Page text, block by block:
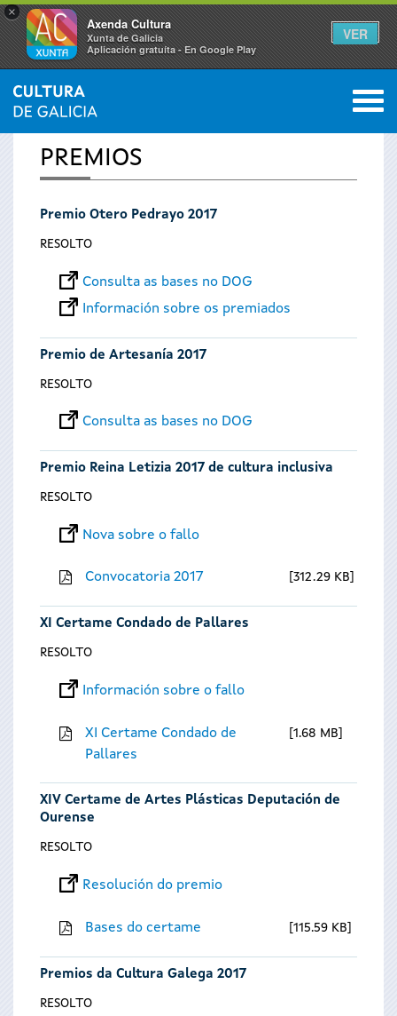
×
Axenda Cultura
Xunta de Galicia
Aplicación gratuíta - En Google Play
VER
Vostede
está
aquí
INICIO 0
PREMIOS
Premio Otero Pedrayo 2017
RESOLTO
Consulta as bases no DOG
Información sobre os premiados
Premio de Artesanía 2017
RESOLTO
Consulta as bases no DOG
Premio Reina Letizia 2017 de cultura inclusiva
RESOLTO
Nova sobre o fallo
Convocatoria 2017 312.29 KB
XI Certame Condado de Pallares
RESOLTO
Información sobre o fallo
XI Certame Condado de
Pallares
1.68 MB
XIV Certame de Artes Plásticas Deputación de
Ourense
RESOLTO
Resolución do premio
Bases do certame 115.59 KB
Premios da Cultura Galega 2017
RESOLTO